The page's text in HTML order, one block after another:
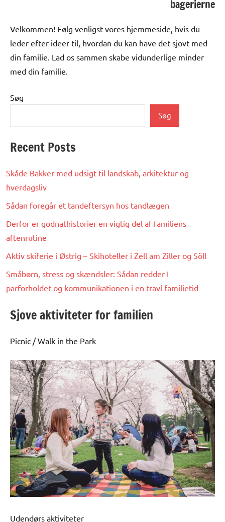
bagerierne
Velkommen! Følg venligst vores hjemmeside, hvis du
leder efter ideer til, hvordan du kan have det sjovt med
din familie. Lad os sammen skabe vidunderlige minder
med din familie.
Søg
Søg
Recent Posts
Skåde Bakker med udsigt til landskab, arkitektur og
hverdagsliv
Sådan foregår et tandeftersyn hos tandlægen
Derfor er godnathistorier en vigtig del af familiens
aftenrutine
Aktiv skiferie i Østrig – Skihoteller i Zell am Ziller og Söll
Småbørn, stress og skændsler: Sådan redder I
parforholdet og kommunikationen i en travl familietid
Sjove aktiviteter for familien
Picnic / Walk in the Park
Udendørs aktiviteter